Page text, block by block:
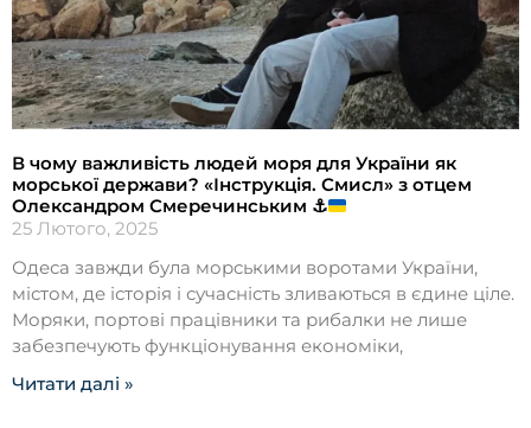
В чому важливість людей моря для України як
морської держави? «Інструкція. Смисл» з отцем
Олександром Смеречинським ⚓️
25 Лютого, 2025
Одеса завжди була морськими воротами України,
містом, де історія і сучасність зливаються в єдине ціле.
Моряки, портові працівники та рибалки не лише
забезпечують функціонування економіки,
Читати далі »